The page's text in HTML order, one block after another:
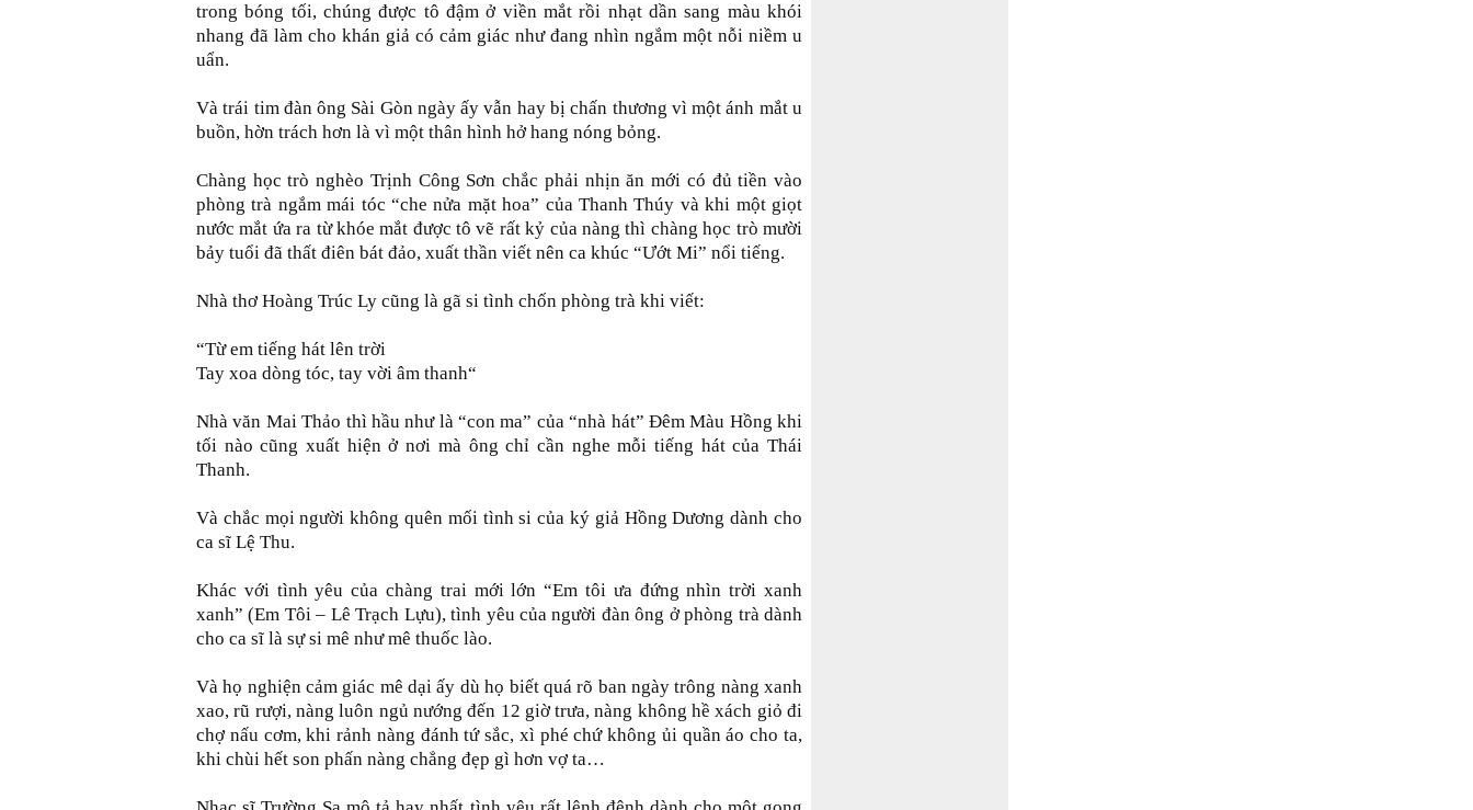
trong bóng tối, chúng được tô đậm ở viền mắt rồi nhạt dần sang màu khói
nhang đã làm cho khán giả có cảm giác như đang nhìn ngắm một nỗi niềm u
uẩn.
Và trái tim đàn ông Sài Gòn ngày ấy vẫn hay bị chấn thương vì một ánh mắt u
buồn, hờn trách hơn là vì một thân hình hở hang nóng bỏng.
Chàng học trò nghèo Trịnh Công Sơn chắc phải nhịn ăn mới có đủ tiền vào
phòng trà ngắm mái tóc “che nửa mặt hoa” của Thanh Thúy và khi một giọt
nước mắt ứa ra từ khóe mắt được tô vẽ rất kỷ của nàng thì chàng học trò mười
bảy tuổi đã thất điên bát đảo, xuất thần viết nên ca khúc “Ướt Mi” nổi tiếng.
Nhà thơ Hoàng Trúc Ly cũng là gã si tình chốn phòng trà khi viết:
“Từ em tiếng hát lên trời
Tay xoa dòng tóc, tay vời âm thanh“
Nhà văn Mai Thảo thì hầu như là “con ma” của “nhà hát” Đêm Màu Hồng khi
tối nào cũng xuất hiện ở nơi mà ông chỉ cần nghe mỗi tiếng hát của Thái
Thanh.
Và chắc mọi người không quên mối tình si của ký giả Hồng Dương dành cho
ca sĩ Lệ Thu.
Khác với tình yêu của chàng trai mới lớn “Em tôi ưa đứng nhìn trời xanh
xanh” (Em Tôi – Lê Trạch Lựu), tình yêu của người đàn ông ở phòng trà dành
cho ca sĩ là sự si mê như mê thuốc lào.
Và họ nghiện cảm giác mê dại ấy dù họ biết quá rõ ban ngày trông nàng xanh
xao, rũ rượi, nàng luôn ngủ nướng đến 12 giờ trưa, nàng không hề xách giỏ đi
chợ nấu cơm, khi rảnh nàng đánh tứ sắc, xì phé chứ không ủi quần áo cho ta,
khi chùi hết son phấn nàng chẳng đẹp gì hơn vợ ta…